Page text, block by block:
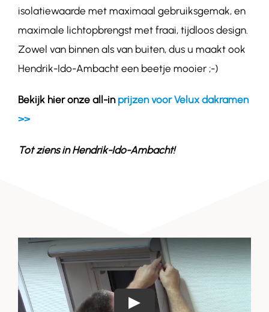
isolatiewaarde met maximaal gebruiksgemak, en
maximale lichtopbrengst met fraai, tijdloos design.
Zowel van binnen als van buiten, dus u maakt ook
Hendrik-Ido-Ambacht een beetje mooier ;-)
Bekijk hier onze all-in prijzen voor Velux dakramen
>>
Tot ziens inHendrik-Ido-Ambacht!